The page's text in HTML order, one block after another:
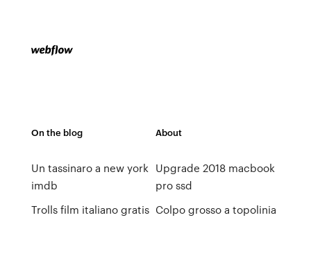
On the blog
Un tassinaro a new york
imdb
Trolls film italiano gratis
About
Upgrade 2018 macbook
pro ssd
Colpo grosso a topolinia